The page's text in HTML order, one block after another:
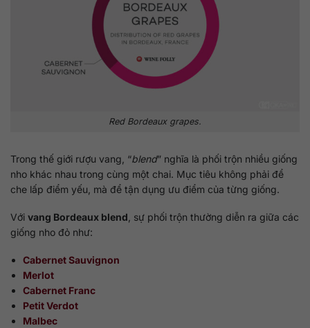
Red Bordeaux grapes.
Trong thế giới rượu vang, “blend” nghĩa là phối trộn nhiều giống
nho khác nhau trong cùng một chai. Mục tiêu không phải để
che lấp điểm yếu, mà để tận dụng ưu điểm của từng giống.
Với vang Bordeaux blend , sự phối trộn thường diễn ra giữa các
giống nho đỏ như:
Cabernet Sauvignon
Merlot
Cabernet Franc
Petit Verdot
Malbec